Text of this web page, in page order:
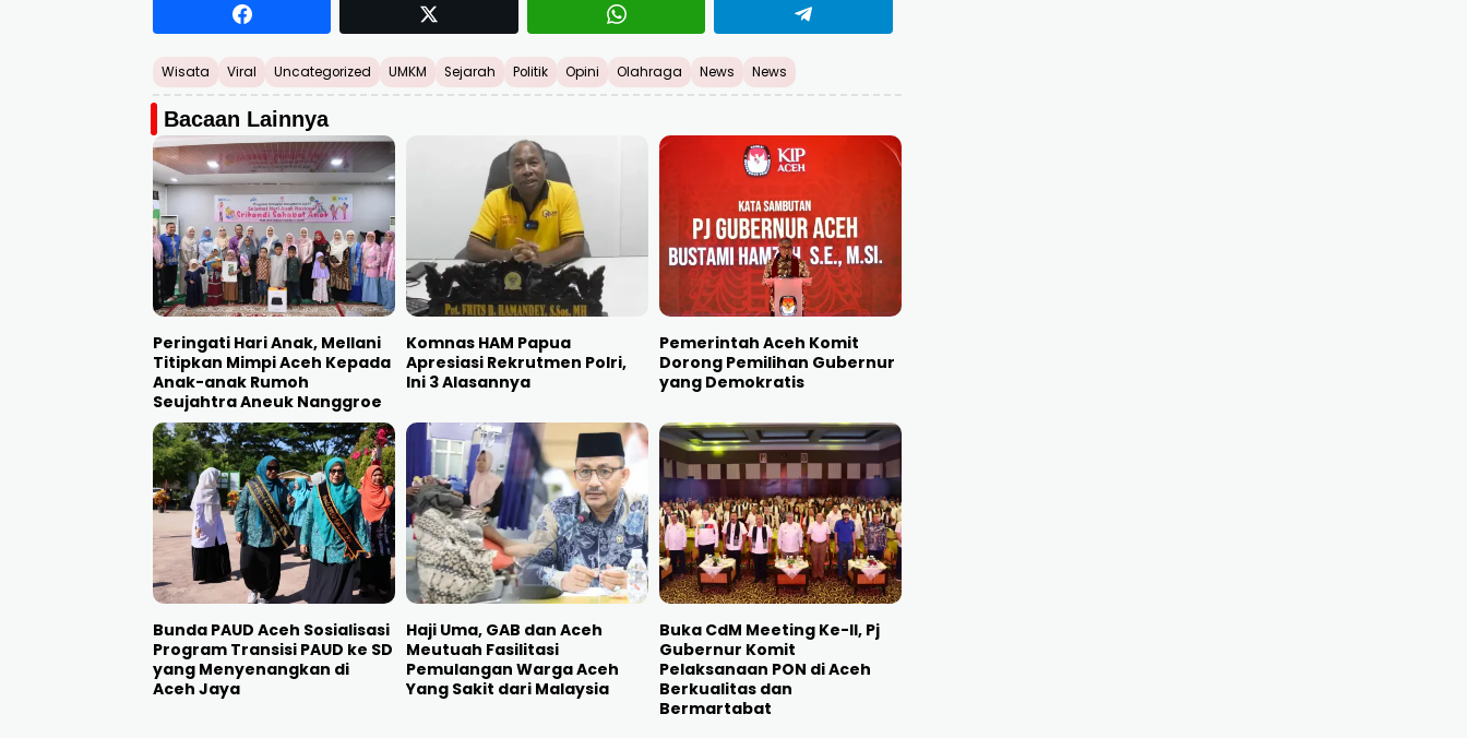
Wisata Viral Uncategorized UMKM Sejarah Politik Opini Olahraga News News
Bacaan Lainnya
Peringati Hari Anak, Mellani
Titipkan Mimpi Aceh Kepada
Anak-anak Rumoh
Seujahtra Aneuk Nanggroe
Komnas HAM Papua
Apresiasi Rekrutmen Polri,
Ini 3 Alasannya
Pemerintah Aceh Komit
Dorong Pemilihan Gubernur
yang Demokratis
Bunda PAUD Aceh Sosialisasi
Program Transisi PAUD ke SD
yang Menyenangkan di
Aceh Jaya
Haji Uma, GAB dan Aceh
Meutuah Fasilitasi
Pemulangan Warga Aceh
Yang Sakit dari Malaysia
Buka CdM Meeting Ke-II, Pj
Gubernur Komit
Pelaksanaan PON di Aceh
Berkualitas dan
Bermartabat